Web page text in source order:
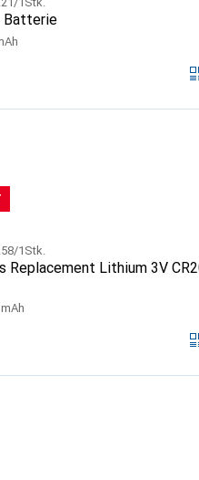
Batterie
/1Stk.
Replacement Lithium 3V